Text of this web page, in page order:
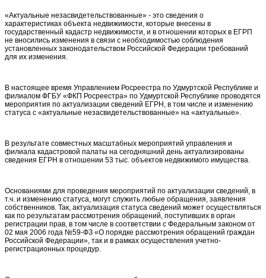
«Актуальные незасвидетельствованные» - это сведения о
характеристиках объекта недвижимости, которые внесены в
государственный кадастр недвижимости, и в отношении которых в ЕГРП
не вносились изменения в связи с необходимостью соблюдения
установленных законодательством Российской Федерации требований
для их изменения.
В настоящее время Управлением Росреестра по Удмуртской Республике и
филиалом ФГБУ «ФКП Росреестра» по Удмуртской Республике проводятся
мероприятия по актуализации сведений ЕГРН, в том числе и изменению
статуса с «актуальные незасвидетельствованные» на «актуальные».
В результате совместных масштабных мероприятий управления и
филиала кадастровой палаты на сегодняшний день актуализированы
сведения ЕГРН в отношении 53 тыс. объектов недвижимого имущества.
Основаниями для проведения мероприятий по актуализации сведений, в
т.ч. и изменению статуса, могут служить любые обращения, заявления
собственников. Так, актуализация статуса сведений может осуществляться
как по результатам рассмотрения обращений, поступивших в орган
регистрации прав, в том числе в соответствии с Федеральным законом от
02 мая 2006 года №59-ФЗ «О порядке рассмотрения обращений граждан
Российской Федерации», так и в рамках осуществления учетно-
регистрационных процедур.